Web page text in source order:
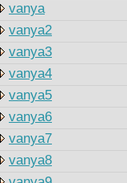
vanya
vanya2
vanya3
vanya4
vanya5
vanya6
vanya7
vanya8